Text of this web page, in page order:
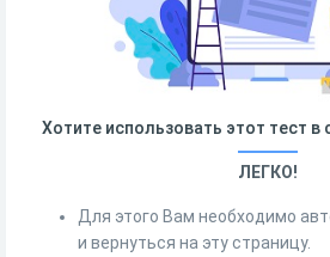
Хотите использовать этот тест в
ЛЕГКО!
Для этого Вам необходимо
и вернуться на эту страницу.